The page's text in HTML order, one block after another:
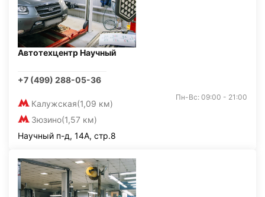
Автотехцентр Научный
+7 (499) 288-05-36
Калужская(1,09 км)
Зюзино(1,57 км)
Пн-Вс: 09:00 - 21:00
Научный п-д, 14А, стр.8